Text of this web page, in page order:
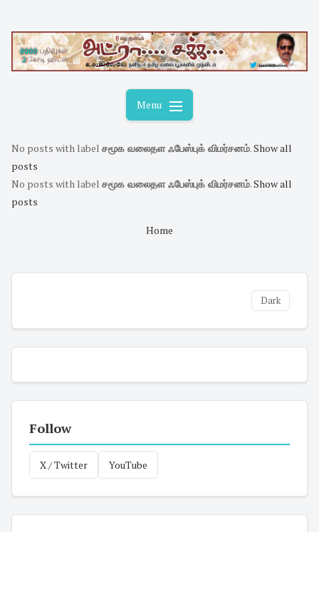
content
Menu
No posts with label சமூக வலைதள ஃபேஸ்புக் விமர்சனம்.Show all
posts
No posts with label சமூக வலைதள ஃபேஸ்புக் விமர்சனம்.Show all
posts
Home
Dark
Follow
X / Twitter YouTube